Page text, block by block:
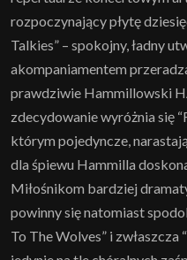
rozpoczynający płytę
Talkies” – spokojny, ładny
akompaniamentem
prawdziwie Hammillowski
zdecydowanie wyróżnia się
którym pojedyncze,
dla śpiewu Hammilla
Miłośnikom bardziej
powinny się natomiast
To The Wolves” i zwłaszcza